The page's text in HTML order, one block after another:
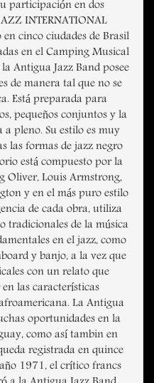
participación en dos
INTERNATIONAL
en cinco ciudades de Brasil
en el Camping Musical
Antigua Jazz Band posee
de manera tal que no se
Está preparada para
pequeños conjuntos y la
pleno. Su estilo es muy
las formas de jazz negro
está compuesto por la
Oliver, Louis Armstrong,
y en el más puro estilo
de cada obra, utiliza
tradicionales de la música
en el jazz, como
y banjo, a la vez que
con un relato que
las características
La Antigua
oportunidades en la
como así tambin en
registrada en quince
1971, el crítico francs